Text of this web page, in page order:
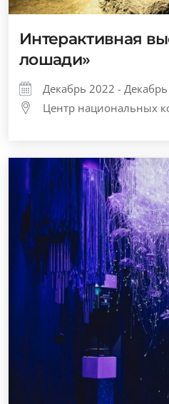
Интерактивная
лошади»
Декабрь 2022 -
Центр национальных